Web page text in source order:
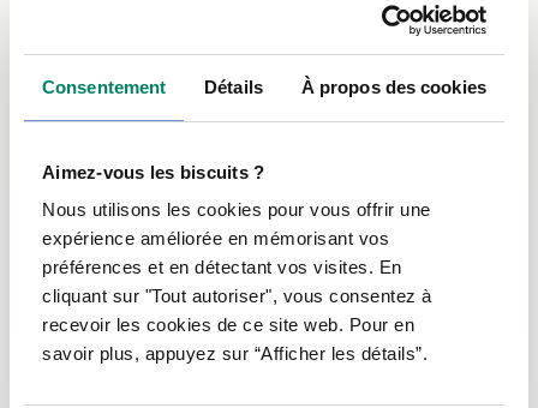
Consentement Détails À propos des cookies
Aimez-vous les biscuits ?
Nous utilisons les cookies pour vous offrir une
expérience améliorée en mémorisant vos
préférences et en détectant vos visites. En
cliquant sur "Tout autoriser", vous consentez à
recevoir les cookies de ce site web. Pour en
savoir plus, appuyez sur “Afficher les détails”.
communautaire aux services des jeunes.
Politique de confidentialité